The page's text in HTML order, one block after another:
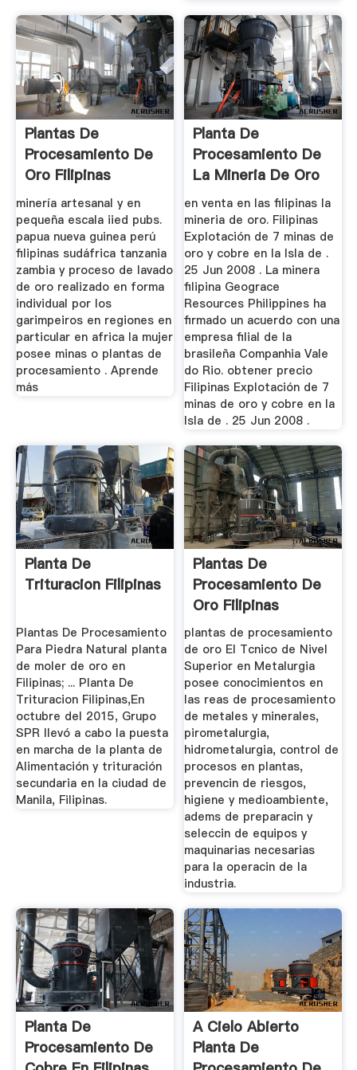
Plantas De
Procesamiento De
Oro Filipinas
minería artesanal y en
pequeña escala iied pubs.
papua nueva guinea perú
filipinas sudáfrica tanzania
zambia y proceso de lavado
de oro realizado en forma
individual por los
garimpeiros en regiones en
particular en africa la mujer
posee minas o plantas de
procesamiento . Aprende
más
Planta De
Procesamiento De
La Mineria De Oro
En Filipinas
en venta en las filipinas la
mineria de oro. Filipinas
Explotación de 7 minas de
oro y cobre en la Isla de .
25 Jun 2008 . La minera
filipina Geograce
Resources Philippines ha
firmado un acuerdo con una
empresa filial de la
brasileña Companhia Vale
do Rio. obtener precio
Filipinas Explotación de 7
minas de oro y cobre en la
Isla de . 25 Jun 2008 .
Planta De
Trituracion Filipinas
Plantas De Procesamiento
Para Piedra Natural planta
de moler de oro en
Filipinas; ... Planta De
Trituracion Filipinas,En
octubre del 2015, Grupo
SPR llevó a cabo la puesta
en marcha de la planta de
Alimentación y trituración
secundaria en la ciudad de
Manila, Filipinas.
Plantas De
Procesamiento De
Oro Filipinas
plantas de procesamiento
de oro El Tcnico de Nivel
Superior en Metalurgia
posee conocimientos en
las reas de procesamiento
de metales y minerales,
pirometalurgia,
hidrometalurgia, control de
procesos en plantas,
prevencin de riesgos,
higiene y medioambiente,
adems de preparacin y
seleccin de equipos y
maquinarias necesarias
para la operacin de la
industria.
Planta De
Procesamiento De
A Cielo Abierto
Planta De